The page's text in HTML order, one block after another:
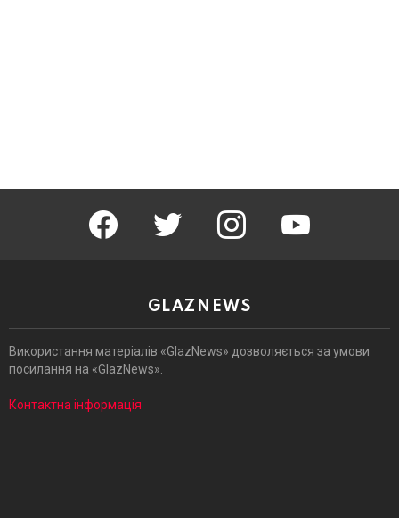
facebook twitter instagram
GLAZNEWS
Використання матеріалів «GlazNews» дозволяється за умови
посилання на «GlazNews».
Контактна інформація